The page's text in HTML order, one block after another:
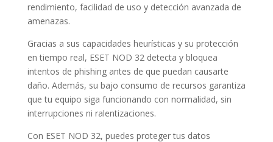
rendimiento, facilidad de uso y detección avanzada de
amenazas.
Gracias a sus capacidades heurísticas y su protección
en tiempo real, ESET NOD 32 detecta y bloquea
intentos de phishing antes de que puedan causarte
daño. Además, su bajo consumo de recursos garantiza
que tu equipo siga funcionando con normalidad, sin
interrupciones ni ralentizaciones.
Con ESET NOD 32, puedes proteger tus datos